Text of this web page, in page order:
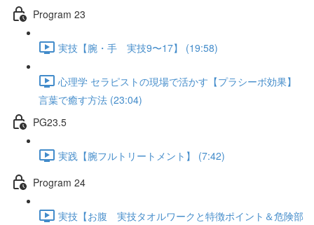
Program 23
実技【腕・手 実技9〜17】 (19:58)
心理学 セラピストの現場で活かす【プラシーボ効果】
言葉で癒す方法 (23:04)
PG23.5
実践【腕フルトリートメント】 (7:42)
Program 24
実技【お腹 実技タオルワークと特徴ポイント＆危険部